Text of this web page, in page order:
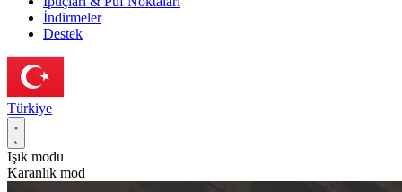
İndirmeler
Destek
Türkiye
Işık modu
Karanlık mod